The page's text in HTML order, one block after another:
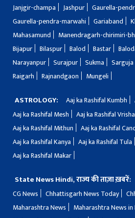
Janjgir-champa
Jashpur
Gaurella-
Gaurella-pendra-marwahi
Gariaband
Mahasamund
Manendragarh-chirimiri-
Bijapur
Bilaspur Balod Bastar
Narayanpur
Surajpur Sukma Sarguja
Raigarh
Rajnandgaon Mungeli
ASTROLOGY: Aaj ka Rashifal Kumbh
Aaj ka Rashifal Mesh
Aaj ka Rashifal
Aaj ka Rashifal Mithun
Aaj ka Rashifal
Aaj ka Rashifal Kanya
Aaj ka Rashifal Tula
Aaj ka Rashifal Makar
State News Hindi, राज्य की ताज़ा ख़बरें:
CG News
Chhattisgarh News Today
Maharashtra News
Maharashtra News in